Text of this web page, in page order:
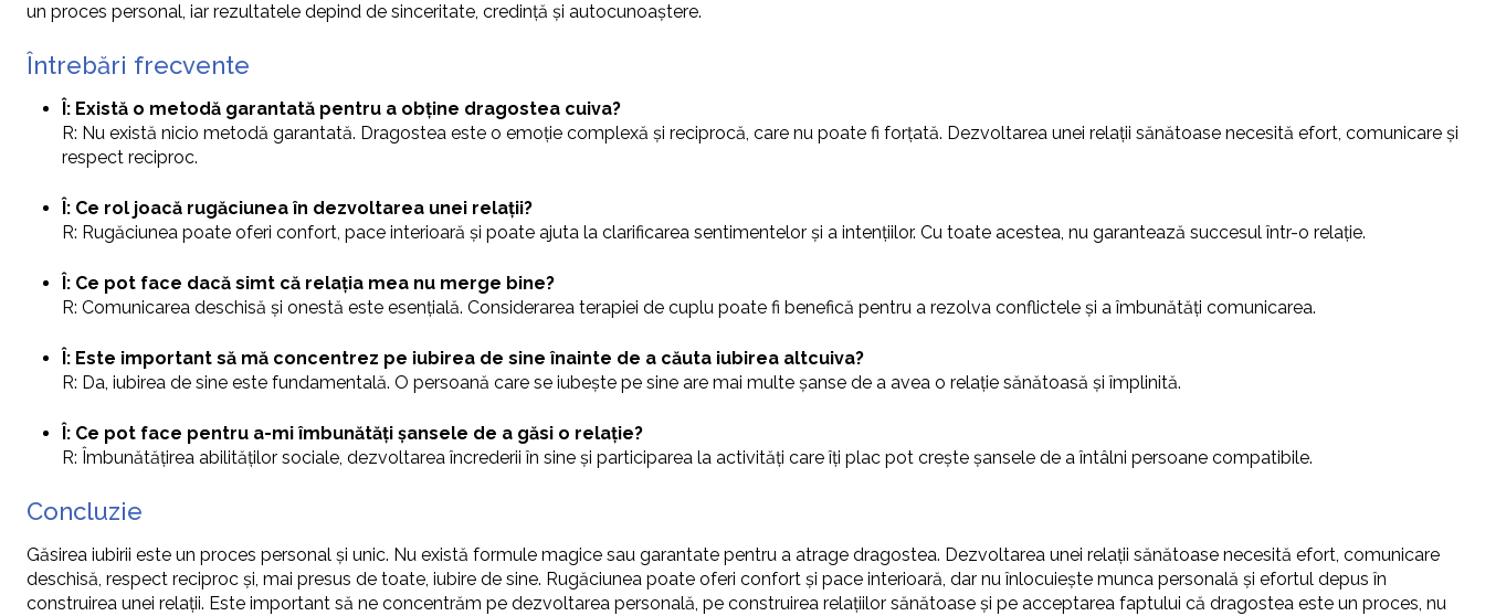
un proces personal, iar rezultatele depind de sinceritate, credință și autocunoaștere.
Întrebări frecvente
Î: Există o metodă garantată pentru a obține dragostea cuiva?
R: Nu există nicio metodă garantată. Dragostea este o emoție complexă și reciprocă, care nu poate fi forțată. Dezvoltarea unei relații sănătoase necesită efort, comunicare și
respect reciproc.
Î: Ce rol joacă rugăciunea în dezvoltarea unei relații?
R: Rugăciunea poate oferi confort, pace interioară și poate ajuta la clarificarea sentimentelor și a intențiilor. Cu toate acestea, nu garantează succesul într-o relație.
Î: Ce pot face dacă simt că relația mea nu merge bine?
R: Comunicarea deschisă și onestă este esențială. Considerarea terapiei de cuplu poate fi benefică pentru a rezolva conflictele și a îmbunătăți comunicarea.
Î: Este important să mă concentrez pe iubirea de sine înainte de a căuta iubirea altcuiva?
R: Da, iubirea de sine este fundamentală. O persoană care se iubește pe sine are mai multe șanse de a avea o relație sănătoasă și împlinită.
Î: Ce pot face pentru a-mi îmbunătăți șansele de a găsi o relație?
R: Îmbunătățirea abilităților sociale, dezvoltarea încrederii în sine și participarea la activități care îți plac pot crește șansele de a întâlni persoane compatibile.
Concluzie
Găsirea iubirii este un proces personal și unic. Nu există formule magice sau garantate pentru a atrage dragostea. Dezvoltarea unei relații sănătoase necesită efort, comunicare
deschisă, respect reciproc și, mai presus de toate, iubire de sine. Rugăciunea poate oferi confort și pace interioară, dar nu înlocuiește munca personală și efortul depus în
construirea unei relații. Este important să ne concentrăm pe dezvoltarea personală, pe construirea relațiilor sănătoase și pe acceptarea faptului că dragostea este un proces, nu